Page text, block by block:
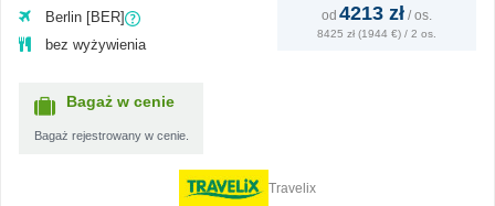
Berlin [BER]
bez wyżywienia
Bagaż w cenie
Bagaż rejestrowany w cenie.
od 4213 zł / os.
8425 zł (1944 €) / 2 os.
Travelix